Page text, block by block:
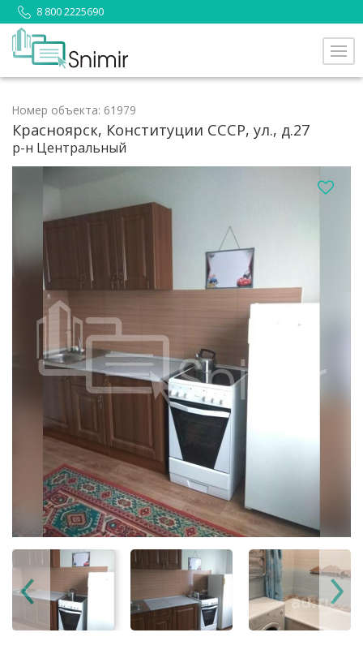
8 800 2225690
Номер объекта: 61979
Красноярск, Конституции СССР, ул., д.27
р-н Центральный